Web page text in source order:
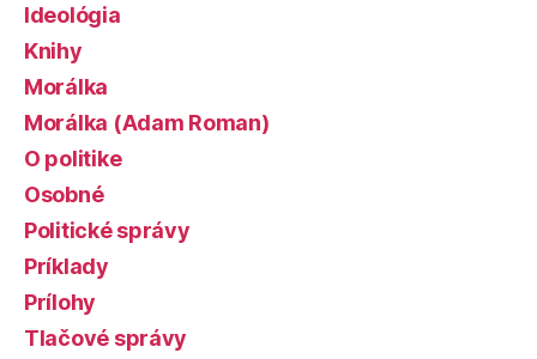
Ideológia
Knihy
Morálka
Morálka (Adam Roman)
O politike
Osobné
Politické správy
Príklady
Prílohy
Tlačové správy